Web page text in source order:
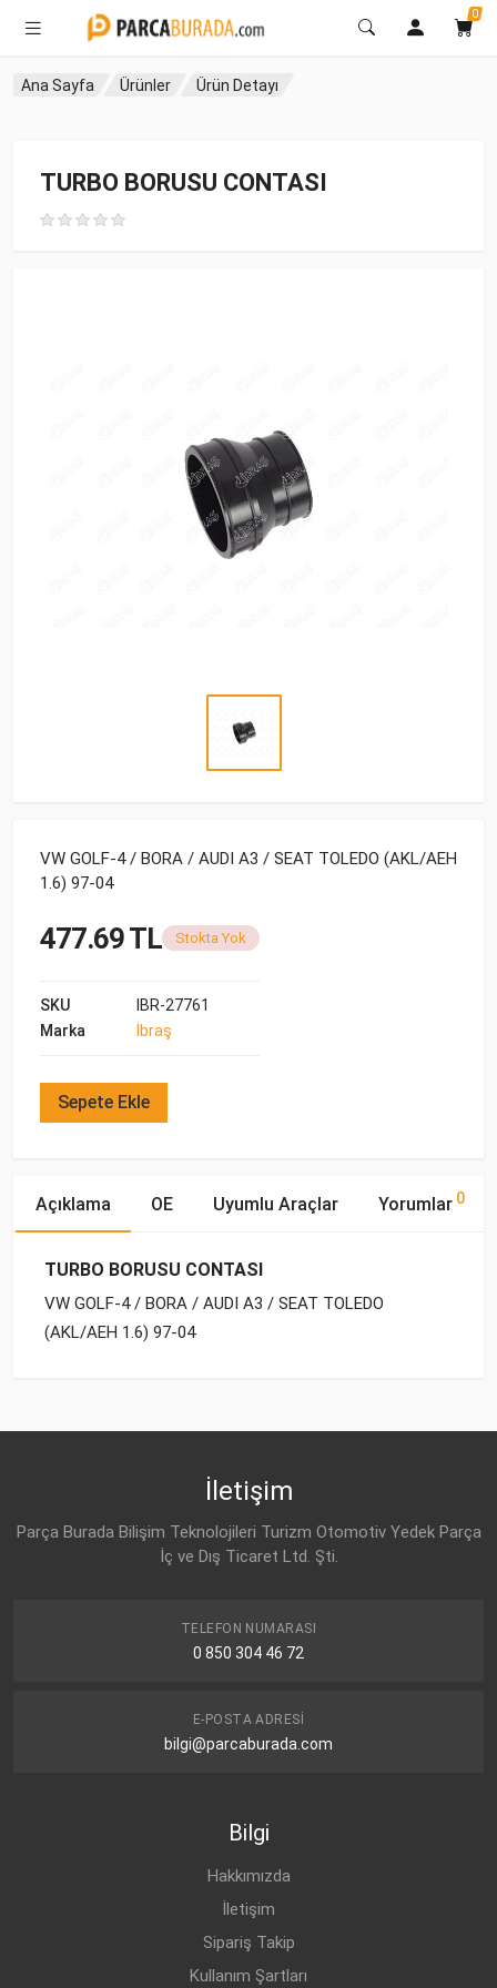
0
Ana Sayfa Ürünler Ürün Detayı
TURBO BORUSU CONTASI
VW GOLF-4 / BORA / AUDI A3 / SEAT TOLEDO (AKL/AEH
1.6) 97-04
477.69 TL Stokta Yok
SKU
IBR-27761
Marka
İbraş
Sepete Ekle
Açıklama OE Uyumlu Araçlar Yorumlar 0
TURBO BORUSU CONTASI
VW GOLF-4 / BORA / AUDI A3 / SEAT TOLEDO
(AKL/AEH 1.6) 97-04
VW
İletişim
Parça Burada Bilişim Teknolojileri Turizm Otomotiv Yedek Parça
İç ve Dış Ticaret Ltd. Şti.
TELEFON NUMARASI
0 850 304 46 72
E-POSTA ADRESI
bilgi@parcaburada.com
Bilgi
Hakkımızda
İletişim
Sipariş Takip
Kullanım Şartları